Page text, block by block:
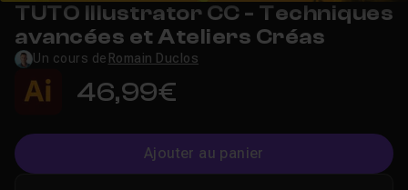
TUTO Illustrator CC - Techniques
avancées et Ateliers Créas
Un cours de Romain Duclos
46,99€
Ajouter au panier